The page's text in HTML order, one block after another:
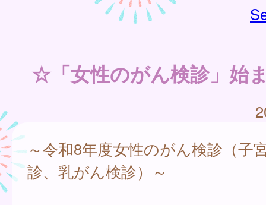
☆「女性のがん検診」始
～令和8年度女性のがん検診（子
診、乳がん検診）～